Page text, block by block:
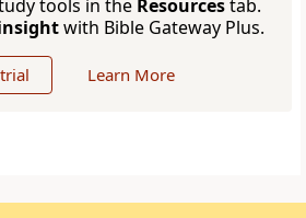
tools in the Resourcestab.
with Bible Gateway Plus.
Learn More